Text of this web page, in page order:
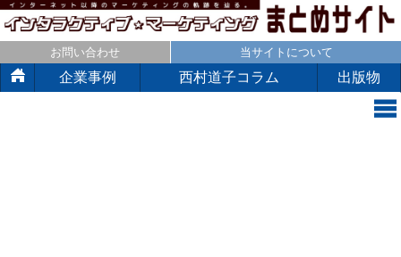
お問い合わせ 当サイトについて
企業事例 西村道子コラム 出版物